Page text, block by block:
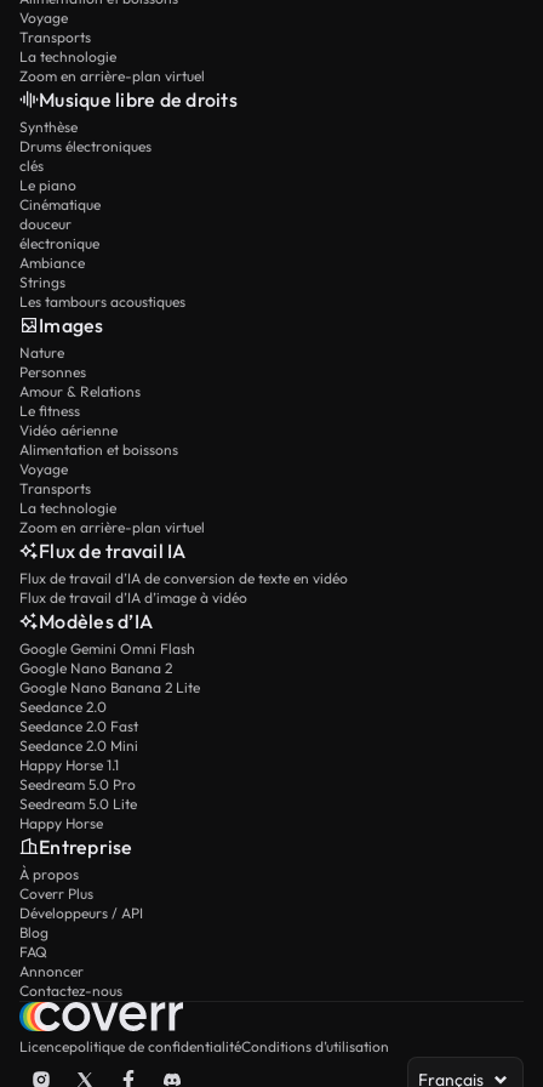
Voyage
Transports
La technologie
Zoom en arrière-plan virtuel
Musique libre de droits
Synthèse
Drums électroniques
clés
Le piano
Cinématique
douceur
électronique
Ambiance
Strings
Les tambours acoustiques
Images
Nature
Personnes
Amour & Relations
Le fitness
Vidéo aérienne
Alimentation et boissons
Voyage
Transports
La technologie
Zoom en arrière-plan virtuel
Flux de travail IA
Flux de travail d’IA de conversion de texte en vidéo
Flux de travail d’IA d’image à vidéo
Modèles d’IA
Google Gemini Omni Flash
Google Nano Banana 2
Google Nano Banana 2 Lite
Seedance 2.0
Seedance 2.0 Fast
Seedance 2.0 Mini
Happy Horse 1.1
Seedream 5.0 Pro
Seedream 5.0 Lite
Happy Horse
Entreprise
À propos
Coverr Plus
Développeurs / API
Blog
FAQ
Annoncer
Contactez-nous
Licencepolitique de confidentialitéConditions d’utilisation
Français